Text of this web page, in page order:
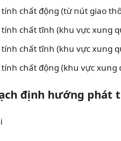
chất động (từ nút giao
chất tĩnh (khu vực xung
chất tĩnh (khu vực xung
chất động (khu vực
định hướng